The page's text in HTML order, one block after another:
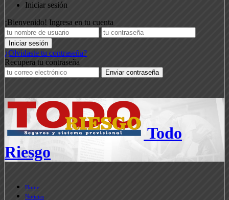
Iniciar sesión
¡Bienvenido! Ingresa en tu cuenta
¿Olvidaste tu contraseña?
Recupera tu contraseña
Todo
Riesgo
Home
Noticias